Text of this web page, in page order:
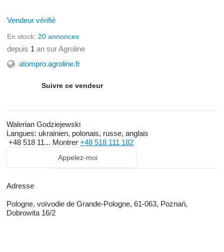
Vendeur vérifié
En stock: 20 annonces
depuis 1 an sur Agroline
atompro.agroline.fr
Suivre ce vendeur
Walerian Godziejewski
Langues: ukrainien, polonais, russe, anglais
+48 518 11... Montrer +48 518 111 182
Appelez-moi
Adresse
Pologne, voïvodie de Grande-Pologne, 61-063, Poznań,
Dobrowita 16/2